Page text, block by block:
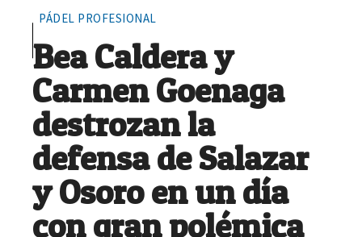
PÁDEL PROFESIONAL
Bea Caldera y
Carmen Goenaga
destrozan la
defensa de Salazar
y Osoro en un día
con gran polémica